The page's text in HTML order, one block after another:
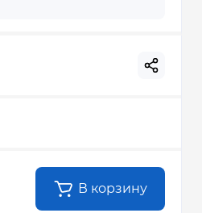
В корзину